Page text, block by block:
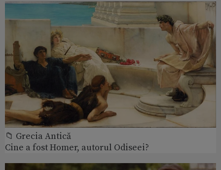
📁 Grecia Antică
Cine a fost Homer, autorul Odiseei?